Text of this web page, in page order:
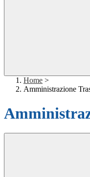
Home >
Amministrazione